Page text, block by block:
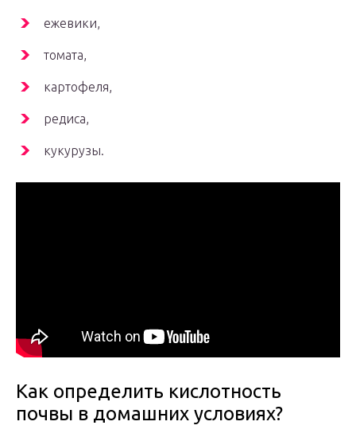
ежевики,
томата,
картофеля,
редиса,
кукурузы.
Как определить кислотность
почвы в домашних условиях?